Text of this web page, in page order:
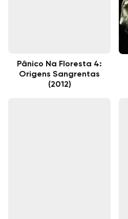
Pânico Na Floresta 4:
Origens Sangrentas
(2012)